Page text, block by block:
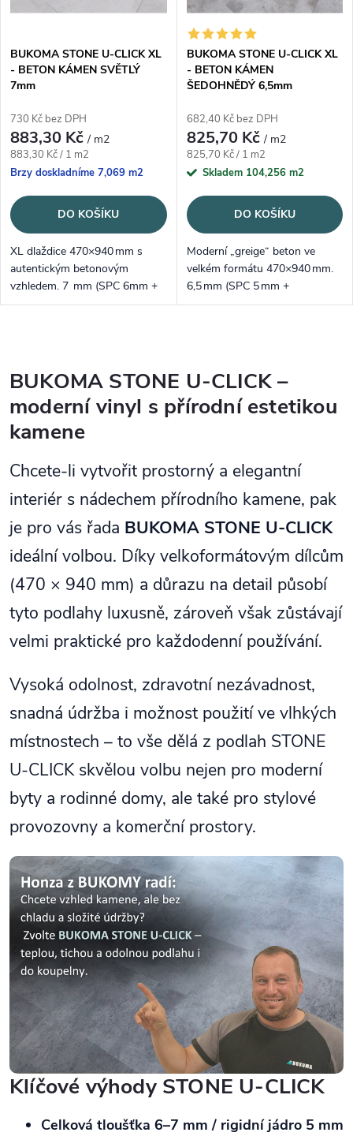
BUKOMA STONE U-CLICK XL
- BETON KÁMEN SVĚTLÝ
7mm
730 Kč bez DPH
883,30 Kč/ m2
Měrná cena:
883,30 Kč / 1 m2
Brzy doskladníme 7,069 m2
DO KOŠÍKU
XL dlaždice 470×940 mm s
autentickým betonovým
vzhledem. 7 mm (SPC 6mm +
integrovaná kokorvá podložka 1
BUKOMA STONE U-CLICK XL
- BETON KÁMEN
ŠEDOHNĚDÝ 6,5mm
682,40 Kč bez DPH
825,70 Kč/ m2
Měrná cena:
825,70 Kč / 1 m2
Skladem 104,256 m2
DO KOŠÍKU
Moderní „greige“ beton ve
velkém formátu 470×940 mm.
6,5 mm (SPC 5 mm +
integrovaná podložka 1,5 mm),
BUKOMA STONE U-CLICK –
moderní vinyl s přírodní estetikou
kamene
Chcete-li vytvořit prostorný a elegantní
interiér s nádechem přírodního kamene, pak
je pro vás řada BUKOMA STONE U-CLICK
ideální volbou. Díky velkoformátovým dílcům
(470 × 940 mm) a důrazu na detail působí
tyto podlahy luxusně, zároveň však zůstávají
velmi praktické pro každodenní používání.
Vysoká odolnost, zdravotní nezávadnost,
snadná údržba i možnost použití ve vlhkých
místnostech – to vše dělá z podlah STONE
U-CLICK skvělou volbu nejen pro moderní
byty a rodinné domy, ale také pro stylové
provozovny a komerční prostory.
Klíčové výhody STONE U-CLICK
Celková tloušťka 6–7 mm / rigidní jádro 5 mm